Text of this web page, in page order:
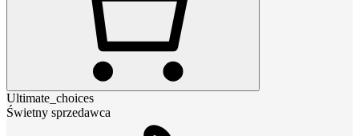
Ultimate_choices
Świetny sprzedawca